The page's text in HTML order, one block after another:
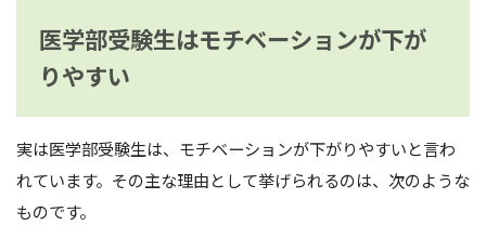
医学部受験生はモチベーションが下が
りやすい
実は医学部受験生は、モチベーションが下がりやすいと言わ
れています。その主な理由として挙げられるのは、次のような
ものです。